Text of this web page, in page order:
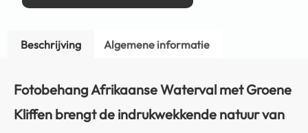
Beschrijving Algemene informatie
Fotobehang Afrikaanse Waterval met Groene
Kliffen brengt de indrukwekkende natuur van